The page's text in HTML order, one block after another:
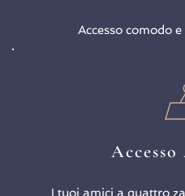
Accesso comodo
I tuoi amici a quattro